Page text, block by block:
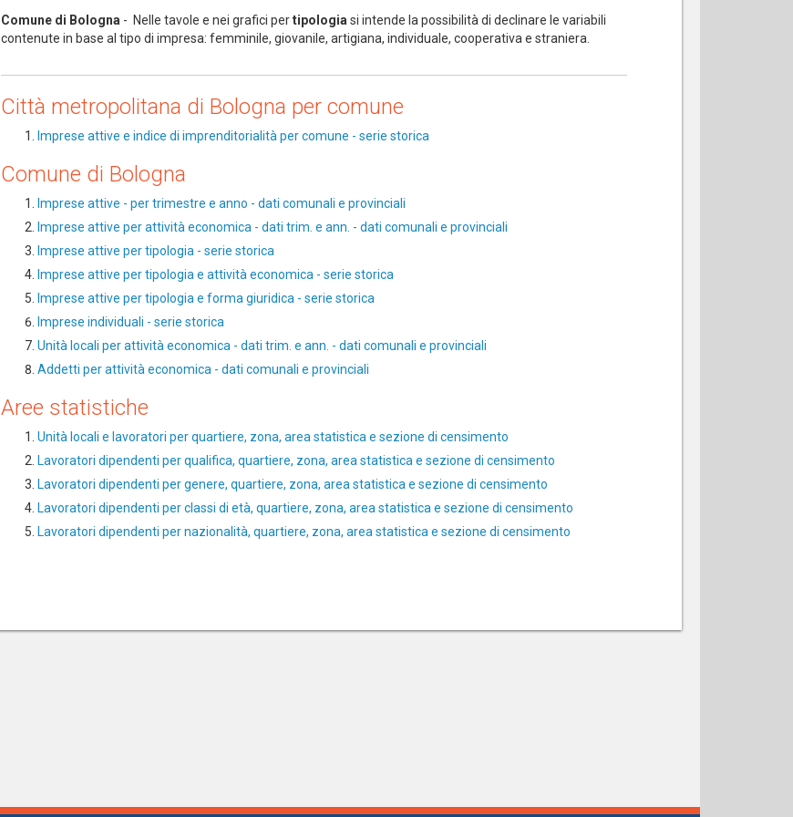
Comune di Bologna - Nelle tavole e nei grafici pertipologia si intende la possibilità di declinare le variabili
contenute in base al tipo di impresa: femminile, giovanile, artigiana, individuale, cooperativa e straniera.
Città metropolitana di Bologna per comune
Imprese attive e indice di imprenditorialità per comune - serie storica
Comune di Bologna
Imprese attive - per trimestre e anno - dati comunali e provinciali
Imprese attive per attività economica - dati trim. e ann. - dati comunali e provinciali
Imprese attive per tipologia - serie storica
Imprese attive per tipologia e attività economica - serie storica
Imprese attive per tipologia e forma giuridica - serie storica
Imprese individuali - serie storica
Unità locali per attività economica - dati trim. e ann. - dati comunali e provinciali
Addetti per attività economica - dati comunali e provinciali
Aree statistiche
Unità locali e lavoratori per quartiere, zona, area statistica e sezione di censimento
Lavoratori dipendenti per qualifica, quartiere, zona, area statistica e sezione di censimento
Lavoratori dipendenti per genere, quartiere, zona, area statistica e sezione di censimento
Lavoratori dipendenti per classi di età, quartiere, zona, area statistica e sezione di censimento
Lavoratori dipendenti per nazionalità, quartiere, zona, area statistica e sezione di censimento